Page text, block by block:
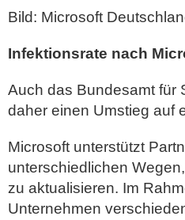
Bild: Microsoft
Infektionsrate nach
Auch das Bundesamt für
daher einen Umstieg auf
Microsoft unterstützt
unterschiedlichen
zu aktualisieren. Im
Unternehmen